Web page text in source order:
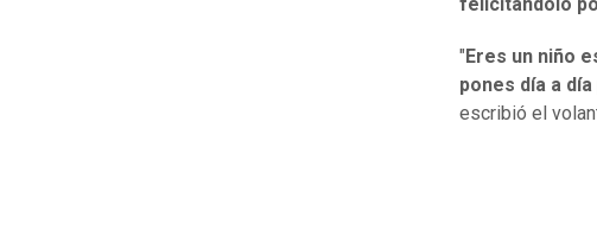
" Eres un niño
pones día a día
escribió el